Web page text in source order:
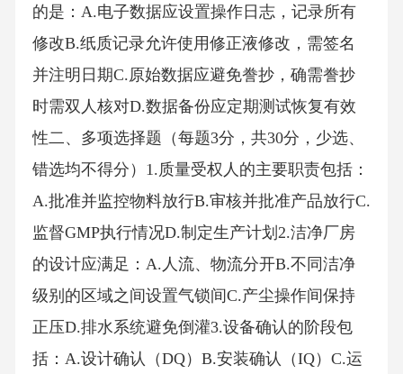
的是：A.电子数据应设置操作日志，记录所有
修改B.纸质记录允许使用修正液修改，需签名
并注明日期C.原始数据应避免誊抄，确需誊抄
时需双人核对D.数据备份应定期测试恢复有效
性二、多项选择题（每题3分，共30分，少选、
错选均不得分）1.质量受权人的主要职责包括：
A.批准并监控物料放行B.审核并批准产品放行C.
监督GMP执行情况D.制定生产计划2.洁净厂房
的设计应满足：A.人流、物流分开B.不同洁净
级别的区域之间设置气锁间C.产尘操作间保持
正压D.排水系统避免倒灌3.设备确认的阶段包
括：A.设计确认（DQ）B.安装确认（IQ）C.运